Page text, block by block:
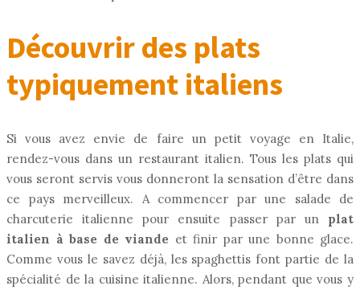
Découvrir des plats
typiquement italiens
Si vous avez envie de faire un petit voyage en Italie,
rendez-vous dans un restaurant italien. Tous les plats qui
vous seront servis vous donneront la sensation d’être dans
ce pays merveilleux. A commencer par une salade de
charcuterie italienne pour ensuite passer par un plat
italien à base de viande et finir par une bonne glace.
Comme vous le savez déjà, les spaghettis font partie de la
spécialité de la cuisine italienne. Alors, pendant que vous y